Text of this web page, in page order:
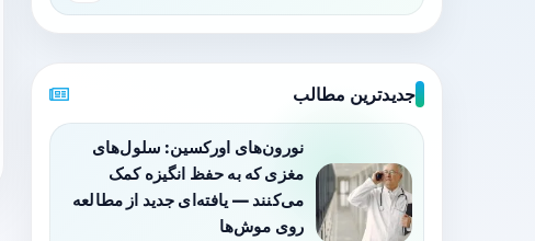
جدیدترین مطالب
نورون‌های اورکسین: سلول‌های
مغزی که به حفظ انگیزه کمک
می‌کنند — یافته‌ای جدید از مطالعه
روی موش‌ها